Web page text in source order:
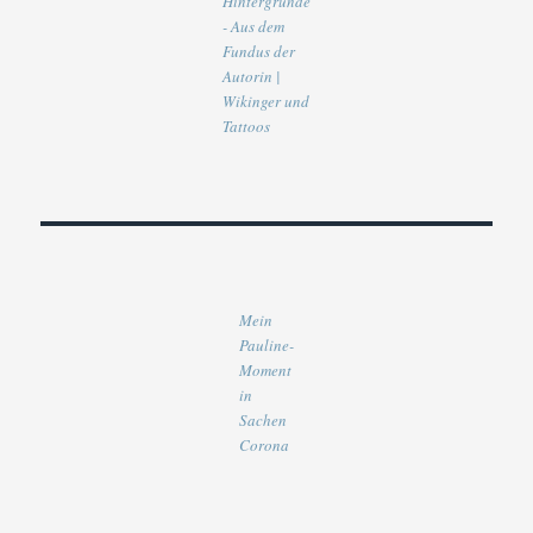
- Aus dem
Fundus der
Autorin |
Wikinger und
Tattoos
Mein
Pauline-
Moment
in
Sachen
Corona